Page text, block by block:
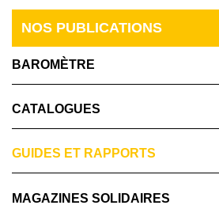
NOS PUBLICATIONS
BAROMÈTRE
CATALOGUES
GUIDES ET RAPPORTS
MAGAZINES SOLIDAIRES